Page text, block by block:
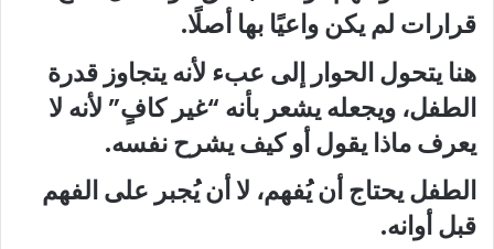
قرارات لم يكن واعيًا بها أصلًا.
هنا يتحول الحوار إلى عبء لأنه يتجاوز قدرة
الطفل، ويجعله يشعر بأنه “غير كافٍ” لأنه لا
يعرف ماذا يقول أو كيف يشرح نفسه.
الطفل يحتاج أن يُفهم، لا أن يُجبر على الفهم
قبل أوانه.